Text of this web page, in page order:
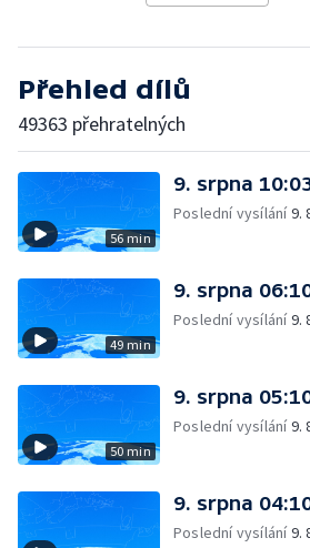
Přehled dílů
49363 přehratelných
56 min
9. srpna
Poslední vysílání9.
49 min
9. srpna
Poslední vysílání9.
50 min
9. srpna
Poslední vysílání9.
9. srpna
Poslední vysílání9.